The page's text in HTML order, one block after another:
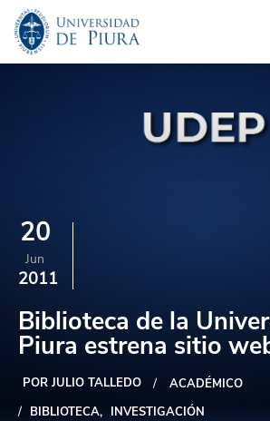
20
Jun
2011
Biblioteca de la
Piura estrena sitio
POR JULIO TALLEDO
ACADÉMICO
BIBLIOTECA
INVESTIGACIÓN